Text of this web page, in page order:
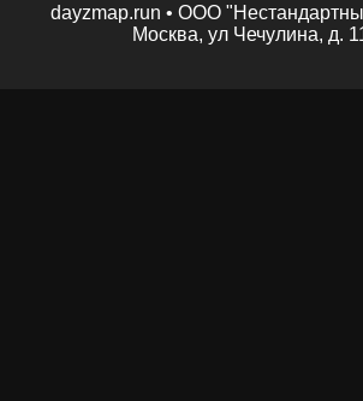
dayzmap.run • ООО
Москва, ул Чечулина, д.